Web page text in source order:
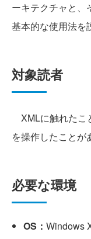
ーキテクチャと、
基本的な使用法を
対象読者
XMLに触れたこ
を操作したことが
必要な環境
OS： Windows